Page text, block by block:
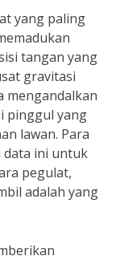
yang paling
tangan yang
gravitasi
mengandalkan
pinggul yang
lawan. Para
data ini untuk
pegulat,
adalah yang